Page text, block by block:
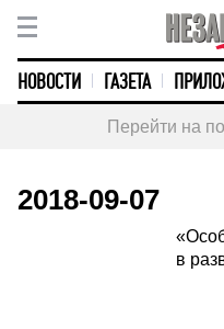
НОВОСТИ ГАЗЕТА
Перейти на
2018-09-07
в